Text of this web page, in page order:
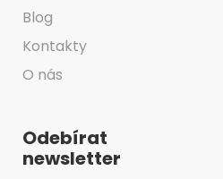
Blog
Kontakty
O nás
Odebírat
newsletter